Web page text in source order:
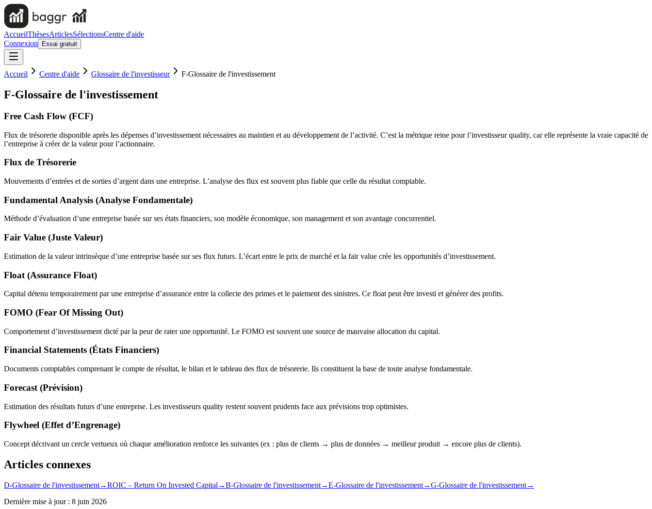
AccueilThèsesArticlesSélectionsCentre d'aide
Connexion
Essai gratuit
Accueil Centre d'aide Glossaire de l'investisseur F-Glossaire de l'investissement
F-Glossaire de l'investissement
Free Cash Flow (FCF)
Flux de trésorerie disponible après les dépenses d’investissement nécessaires au maintien et au développement de l’activité. C’est la métrique reine pour l’investisseur quality, car elle représente la vraie capacité de
l’entreprise à créer de la valeur pour l’actionnaire.
Flux de Trésorerie
Mouvements d’entrées et de sorties d’argent dans une entreprise. L’analyse des flux est souvent plus fiable que celle du résultat comptable.
Fundamental Analysis (Analyse Fondamentale)
Méthode d’évaluation d’une entreprise basée sur ses états financiers, son modèle économique, son management et son avantage concurrentiel.
Fair Value (Juste Valeur)
Estimation de la valeur intrinsèque d’une entreprise basée sur ses flux futurs. L’écart entre le prix de marché et la fair value crée les opportunités d’investissement.
Float (Assurance Float)
Capital détenu temporairement par une entreprise d’assurance entre la collecte des primes et le paiement des sinistres. Ce float peut être investi et générer des profits.
FOMO (Fear Of Missing Out)
Comportement d’investissement dicté par la peur de rater une opportunité. Le FOMO est souvent une source de mauvaise allocation du capital.
Financial Statements (États Financiers)
Documents comptables comprenant le compte de résultat, le bilan et le tableau des flux de trésorerie. Ils constituent la base de toute analyse fondamentale.
Forecast (Prévision)
Estimation des résultats futurs d’une entreprise. Les investisseurs quality restent souvent prudents face aux prévisions trop optimistes.
Flywheel (Effet d’Engrenage)
Concept décrivant un cercle vertueux où chaque amélioration renforce les suivantes (ex : plus de clients → plus de données → meilleur produit → encore plus de clients).
Articles connexes
D-Glossaire de l'investissement→ROIC – Return On Invested Capital →B-Glossaire de l'investissement→E-Glossaire de l'investissement→G-Glossaire de l'investissement→
Dernière mise à jour : 8 juin 2026